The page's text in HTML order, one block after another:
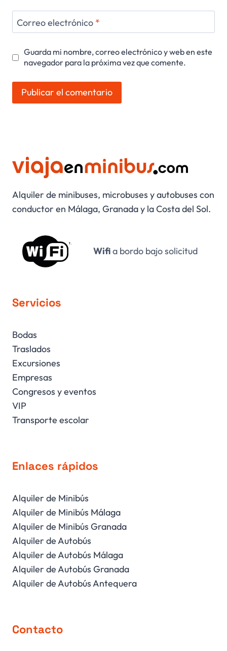
Correo electrónico *
Guarda mi nombre, correo electrónico y web en este
navegador para la próxima vez que comente.
Alquiler de minibuses, microbuses y autobuses con
conductor en Málaga, Granada y la Costa del Sol.
Wifia bordo bajo solicitud
Servicios
Bodas
Traslados
Excursiones
Empresas
Congresos y eventos
VIP
Transporte escolar
Enlaces rápidos
Alquiler de Minibús
Alquiler de Minibús Málaga
Alquiler de Minibús Granada
Alquiler de Autobús
Alquiler de Autobús Málaga
Alquiler de Autobús Granada
Alquiler de Autobús Antequera
Contacto